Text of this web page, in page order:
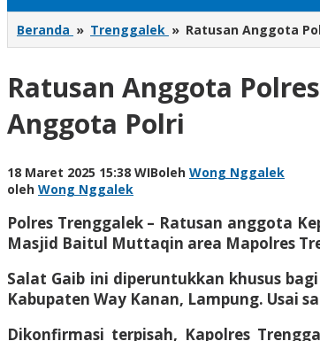
Beranda » Trenggalek » Ratusan Anggota
Ratusan Anggota
Anggota Polri
18 Maret 2025 15:38 WIBoleh Wong Nggalek
oleh Wong Nggalek
Polres Trenggalek – Ratusan anggota
Masjid Baitul Muttaqin area Mapolres
Salat Gaib ini diperuntukkan khusus
Kabupaten Way Kanan, Lampung. Usai
Dikonfirmasi terpisah, Kapolres